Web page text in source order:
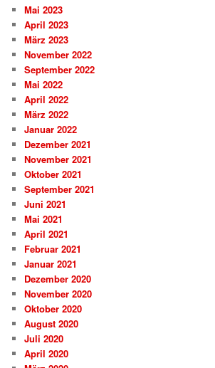
Mai 2023
April 2023
März 2023
November 2022
September 2022
Mai 2022
April 2022
März 2022
Januar 2022
Dezember 2021
November 2021
Oktober 2021
September 2021
Juni 2021
Mai 2021
April 2021
Februar 2021
Januar 2021
Dezember 2020
November 2020
Oktober 2020
August 2020
Juli 2020
April 2020